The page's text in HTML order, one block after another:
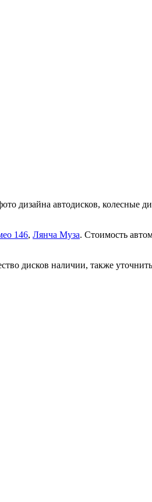
дизайна автодисков, колесные
146, Лянча Муза. Стоимость
дисков наличии, также